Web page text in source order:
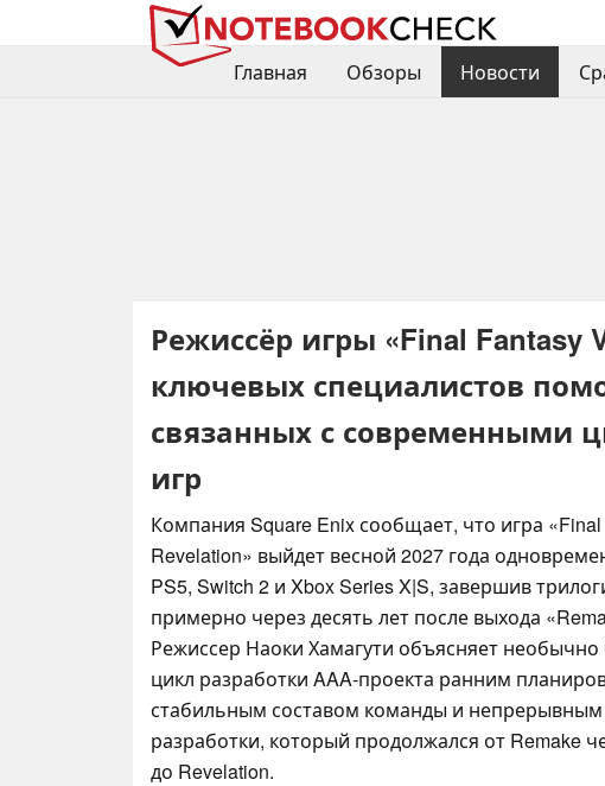
Главная
Обзоры Новости
Режиссёр игры «Final Fantasy
ключевых специалистов
связанных с современными
игр
Компания Square Enix сообщает, что игра «Final
Revelation» выйдет весной 2027 года
PS5, Switch 2 и Xbox Series X|S, завершив
примерно через десять лет после выхода
Режиссер Наоки Хамагути объясняет
цикл разработки AAA-проекта ранним
стабильным составом команды и
разработки, который продолжался от Remake
до Revelation.